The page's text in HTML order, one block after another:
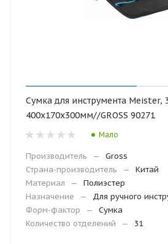
Сумка для инструмента Meister,
400х170х300мм//GROSS 90271
Мало
Производитель —
Gross
Страна-производитель
—
Китай
Материал
—
Полиэстер
Назначение
—
Для ручного
Форм-фактор
—
Сумка
Количество отделений
— 31